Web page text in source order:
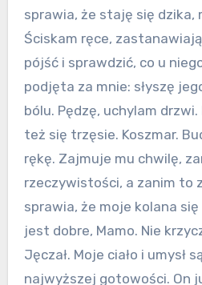
sprawia, że staję się dzika,
Ściskam ręce,
pójść i sprawdzić, co u
podjęta za mnie: słyszę
bólu. Pędzę, uchylam
też się trzęsie. Koszmar.
rękę. Zajmuje mu chwilę,
rzeczywistości, a zanim to
sprawia, że moje kolana
jest dobre, Mamo. Nie
Jęczał. Moje ciało i umysł
najwyższej gotowości. On